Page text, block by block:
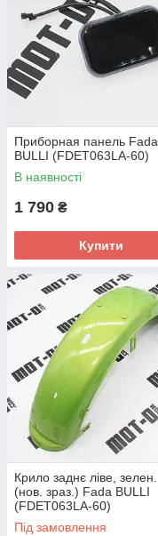
Приборная панель Fada
BULLI (FDET063LA-60)
В наявності
1 790 ₴
Купити
Крило заднє ліве, зелен.
(нов. зраз.) Fada BULLI
(FDET063LA-60)
Під замовлення